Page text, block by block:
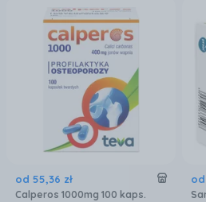
od 55,36 zł
Calperos 1000mg 100 kaps.
od